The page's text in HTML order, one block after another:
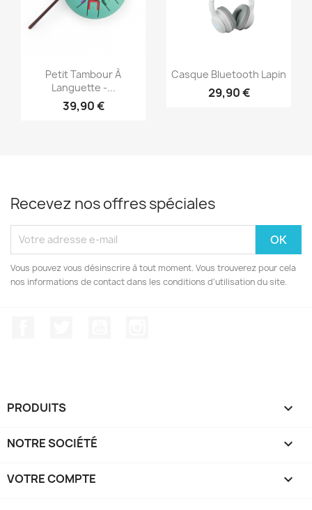
Aperçu rapide
Petit Tambour À
Languette -...
39,90 €
Aperçu rapide
Casque Bluetooth Lapin
29,90 €
Recevez nos offres spéciales
Vous pouvez vous désinscrire à tout moment. Vous trouverez pour cela
nos informations de contact dans les conditions d'utilisation du site.
PRODUITS 
NOTRE SOCIÉTÉ 
VOTRE COMPTE 